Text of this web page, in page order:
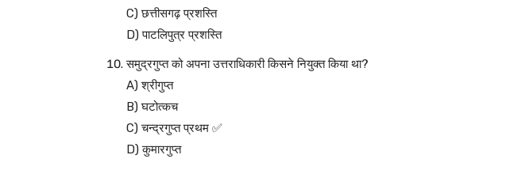
C) छत्तीसगढ़ प्रशस्ति
D) पाटलिपुत्र प्रशस्ति
समुद्रगुप्त को अपना उत्तराधिकारी किसने नियुक्त किया था?
A) श्रीगुप्त
B) घटोत्कच
C) चन्द्रगुप्त प्रथम ✅
D) कुमारगुप्त